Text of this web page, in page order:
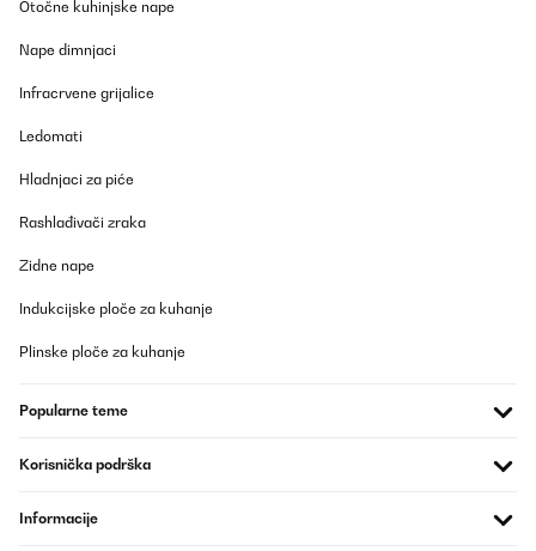
Otočne kuhinjske nape
Nape dimnjaci
Infracrvene grijalice
Ledomati
Hladnjaci za piće
Rashlađivači zraka
Zidne nape
Indukcijske ploče za kuhanje
Plinske ploče za kuhanje
Popularne teme
Korisnička podrška
Informacije